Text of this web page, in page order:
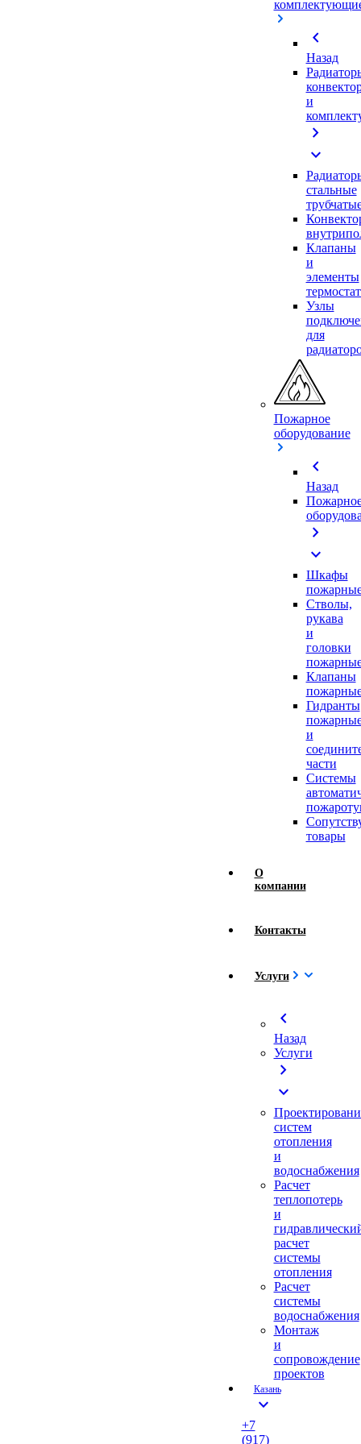
chevron_left
Назад
и
chevron_right
expand_more
стальные
Клапаны
и
элементы
Узлы
для
Пожарное
оборудование
chevron_left
Назад
chevron_right
expand_more
Шкафы
Стволы,
рукава
и
головки
Клапаны
Гидранты
и
части
Системы
товары
О
компании
Контакты
Услуги
chevron_left
Назад
Услуги
chevron_right
expand_more
систем
отопления
и
водоснабжения
Расчет
теплопотерь
и
расчет
системы
отопления
Расчет
системы
водоснабжения
Монтаж
и
сопровождение
проектов
Казань
expand_more
+7
(917)